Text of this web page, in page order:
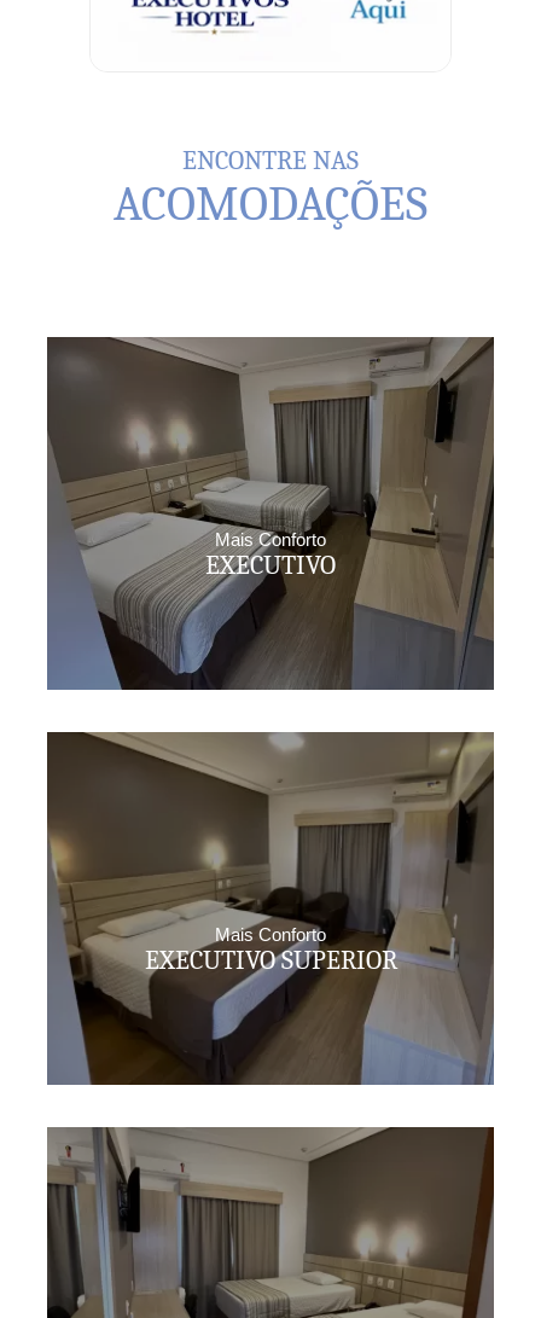
ENCONTRE NAS
ACOMODAÇÕES
Mais Conforto
EXECUTIVO
Mais Conforto
EXECUTIVO SUPERIOR